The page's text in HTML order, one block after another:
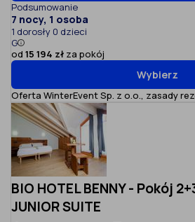
Podsumowanie
7 nocy, 1 osoba
1 dorosły 0 dzieci
G
od 15 194 zł za pokój
Wybierz
Oferta WinterEvent Sp. z o.o., zasady
BIO HOTEL BENNY - Pokój
JUNIOR SUITE